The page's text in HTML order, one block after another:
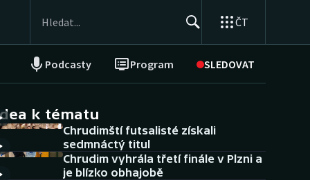
ČT
Podcasty Program SLEDOVAT
NEPŘEHLÉDNĚTE
Historické návraty
Aplikace ČT sport
k tématu
Chrudimští futsalisté získali
sedmnáctý titul
Chrudim vyhrála třetí finále v Plzni a
je blízko obhajobě